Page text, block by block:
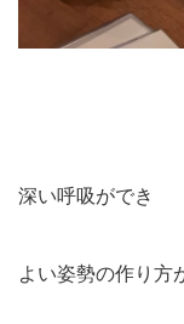
深い呼吸ができ
よい姿勢の作り方